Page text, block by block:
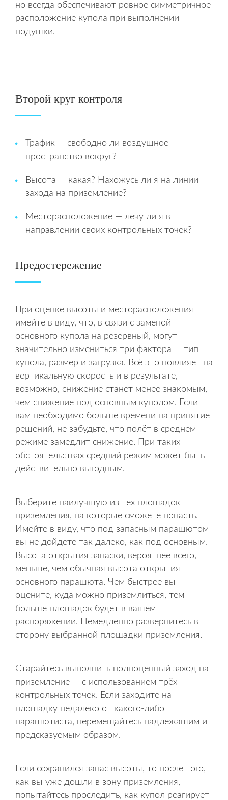
но всегда обеспечивают ровное симметричное
расположение купола при выполнении
подушки.
Второй круг контроля
Трафик — свободно ли воздушное
пространство вокруг?
Высота — какая? Нахожусь ли я на линии
захода на приземление?
Месторасположение — лечу ли я в
направлении своих контрольных точек?
Предостережение
При оценке высоты и месторасположения
имейте в виду, что, в связи с заменой
основного купола на резервный, могут
значительно измениться три фактора — тип
купола, размер и загрузка. Всё это повлияет на
вертикальную скорость и в результате,
возможно, снижение станет менее знакомым,
чем снижение под основным куполом. Если
вам необходимо больше времени на принятие
решений, не забудьте, что полёт в среднем
режиме замедлит снижение. При таких
обстоятельствах средний режим может быть
действительно выгодным.
Выберите наилучшую из тех площадок
приземления, на которые сможете попасть.
Имейте в виду, что под запасным парашютом
вы не дойдете так далеко, как под основным.
Высота открытия запаски, вероятнее всего,
меньше, чем обычная высота открытия
основного парашюта. Чем быстрее вы
оцените, куда можно приземлиться, тем
больше площадок будет в вашем
распоряжении. Немедленно развернитесь в
сторону выбранной площадки приземления.
Старайтесь выполнить полноценный заход на
приземление — с использованием трёх
контрольных точек. Если заходите на
площадку недалеко от какого-либо
парашютиста, перемещайтесь надлежащим и
предсказуемым образом.
Если сохранился запас высоты, то после того,
как вы уже дошли в зону приземления,
попытайтесь проследить, как купол реагирует